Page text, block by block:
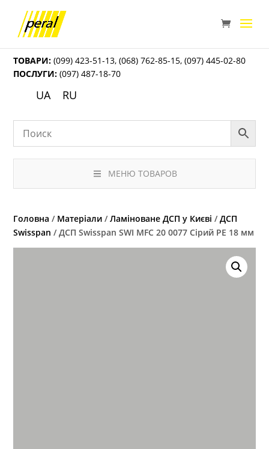
ТОВАРИ: (099) 423-51-13,(068) 762-85-15,(097) 445-02-80
ПОСЛУГИ: (097) 487-18-70
UA RU
МЕНЮ ТОВАРОВ
Головна / Матеріали /Ламіноване ДСП у Києві /ДСП
Swisspan / ДСП Swisspan SWI MFC 20 0077 Сірий PE 18 мм